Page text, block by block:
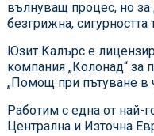
вълнуващ процес, но за
безгрижна,
Юзит Калърс е
компания „Колонад“ за
„Помощ при пътуване в
Работим с една от най-
Централна и Източна